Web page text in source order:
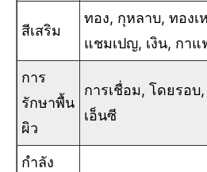
สีเสริม
ทอง, กุหลาบ, ทองเ
แชมเปญ, เงิน, กา
การ
รักษาพื้น
ผิว
การเชื่อม, โดยรอบ
เอ็นซี
กำลัง